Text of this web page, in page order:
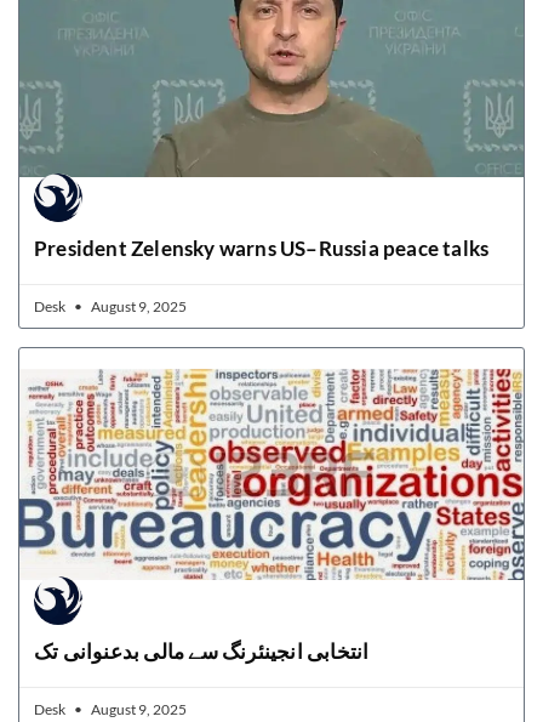
President Zelensky warns US–Russia peace talks
Desk August 9, 2025
انتخابی انجینئرنگ سے مالی بدعنوانی تک
Desk August 9, 2025